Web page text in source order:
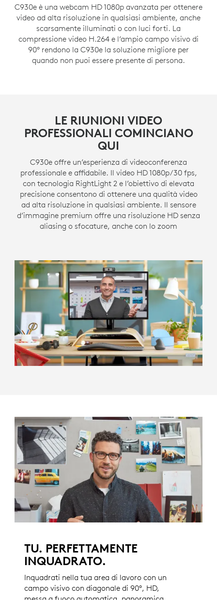
C930e è una webcam HD 1080p avanzata per ottenere
video ad alta risoluzione in qualsiasi ambiente, anche
scarsamente illuminati o con luci forti. La
compressione video H.264 e l’ampio campo visivo di
90° rendono la C930e la soluzione migliore per
quando non puoi essere presente di persona.
LE RIUNIONI VIDEO
PROFESSIONALI COMINCIANO
QUI
C930e offre un’esperienza di videoconferenza
professionale e affidabile. Il video HD 1080p/30 fps,
con tecnologia RightLight 2 e l’obiettivo di elevata
precisione consentono di ottenere una qualità video
ad alta risoluzione in qualsiasi ambiente. Il sensore
d’immagine premium offre una risoluzione HD senza
aliasing o sfocature, anche con lo zoom
TU. PERFETTAMENTE
INQUADRATO.
Inquadrati nella tua area di lavoro con un
campo visivo con diagonale di 90°, HD,